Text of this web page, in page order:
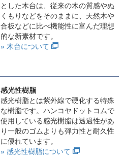
とした木台は、従来の木の質感やぬ
くもりなどをそのままに、天然木や
合板などに比べ機能性に富んだ理想
的な新素材です。
» 木台について
感光性樹脂
感光樹脂とは紫外線で硬化する特殊
な樹脂です。ハンコヤドットコムで
使用している感光樹脂は透過性があ
り一般のゴムよりも弾力性と耐久性
に優れています。
» 感光性樹脂について